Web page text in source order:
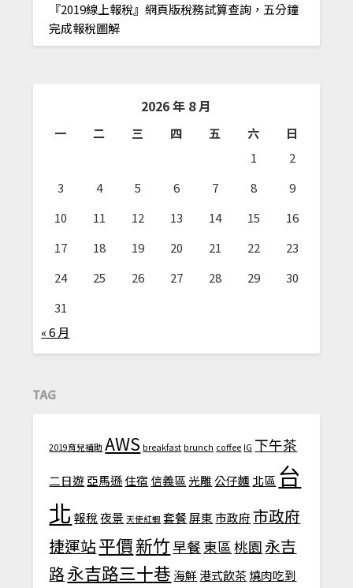
『2019線上報稅』網頁版稅務試算查詢，五分鐘
完成報稅圖解
2026 年 8 月
一 二 三 四 五 六
日
1
2
3
4 5 6 7 8
9
10
11 12 13 14 15
16
17
18 19 20 21 22
23
24
25 26 27 28 29
30
31
« 6 月
TAG
2019育兒補助 AWS breakfast brunch coffee IG 下午茶
二日遊亞馬遜住宿 信義區 光雕 公仔麵 北區 台
北 報稅 夜景 天使紅蝦 套餐屏東 市政府 市政府
捷運站平價新竹早餐東區 桃園永吉
路永吉路三十巷 海鮮港式飲茶 燒肉吃到